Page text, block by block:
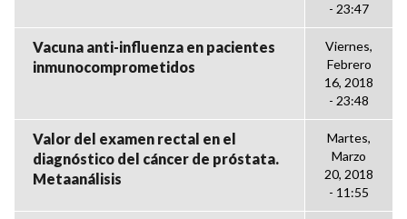
- 23:47
Vacuna anti-influenza en pacientes
inmunocomprometidos
Viernes,
Febrero
16, 2018
- 23:48
Valor del examen rectal en el
diagnóstico del cáncer de próstata.
Metaanálisis
Martes,
Marzo
20, 2018
- 11:55